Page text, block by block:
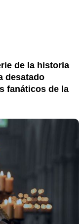
de la historia
desatado
fanáticos de la